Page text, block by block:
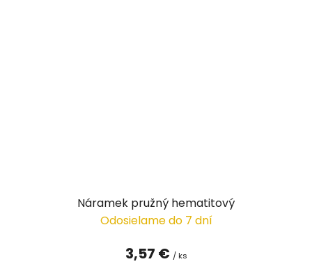
Náramek pružný hematitový
Odosielame do 7 dní
3,57 € / ks